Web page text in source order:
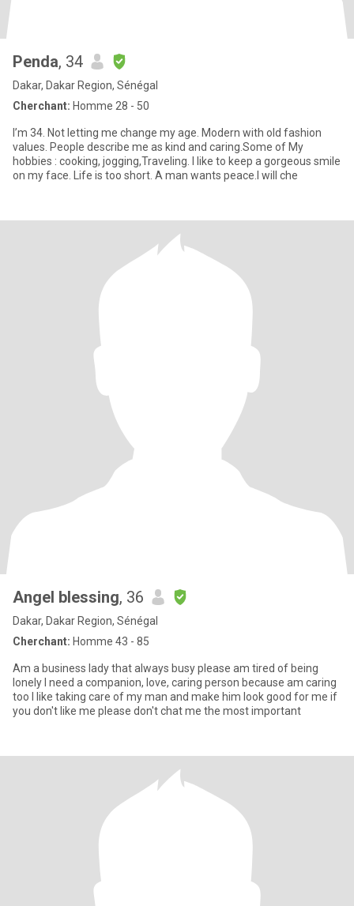
Penda, 34
Dakar, Dakar Region, Sénégal
Cherchant: Homme 28 - 50
I’m 34. Not letting me change my age. Modern with old fashion
values. People describe me as kind and caring.Some of My
hobbies : cooking, jogging,Traveling. I like to keep a gorgeous smile
on my face. Life is too short. A man wants peace.I will che
Angel blessing, 36
Dakar, Dakar Region, Sénégal
Cherchant: Homme 43 - 85
Am a business lady that always busy please am tired of being
lonely I need a companion, love, caring person because am caring
too I like taking care of my man and make him look good for me if
you don't like me please don't chat me the most important